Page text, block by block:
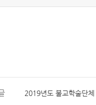
2019년도 불교학술단